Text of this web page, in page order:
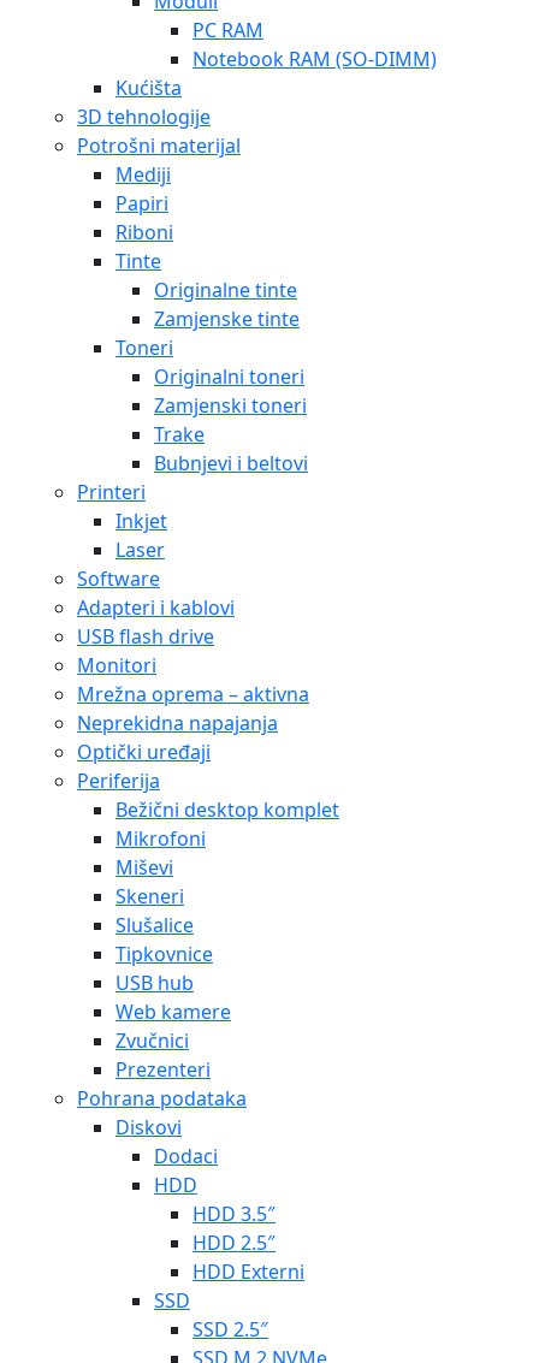
PC RAM
Notebook RAM (SO-DIMM)
Kućišta
3D tehnologije
Potrošni materijal
Mediji
Papiri
Riboni
Tinte
Originalne tinte
Zamjenske tinte
Toneri
Originalni toneri
Zamjenski toneri
Trake
Bubnjevi i beltovi
Printeri
Inkjet
Laser
Software
Adapteri i kablovi
USB flash drive
Monitori
Mrežna oprema – aktivna
Neprekidna napajanja
Optički uređaji
Periferija
Bežični desktop komplet
Mikrofoni
Miševi
Skeneri
Slušalice
Tipkovnice
USB hub
Web kamere
Zvučnici
Prezenteri
Pohrana podataka
Diskovi
Dodaci
HDD
HDD 3.5″
HDD 2.5″
HDD Externi
SSD
SSD 2.5″